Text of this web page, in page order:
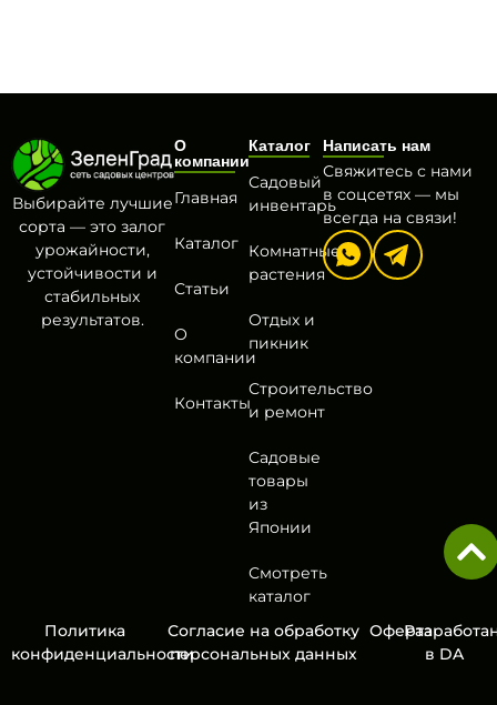
Выбирайте лучшие
сорта — это залог
урожайности,
устойчивости и
стабильных
результатов.
О
компании
Главная
Каталог
Статьи
О
компании
Контакты
Каталог
Садовый
инвентарь
Комнатные
растения
Отдых и
пикник
Строительство
и ремонт
Садовые
товары
из
Японии
Смотреть
каталог
Написать нам
Свяжитесь с нами
в соцсетях — мы
всегда на связи!
Политика
конфиденциальности
Согласие на обработку
персональных данных
Оферта
в DA